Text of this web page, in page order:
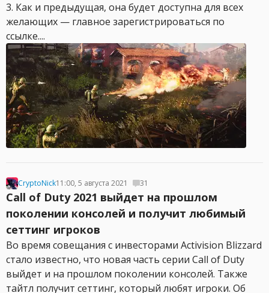
3. Как и предыдущая, она будет доступна для всех
желающих — главное зарегистрироваться по
ссылке....
CryptoNick11:00, 5 августа 2021 31
Call of Duty 2021 выйдет на прошлом
поколении консолей и получит любимый
сеттинг игроков
Во время совещания с инвесторами Activision Blizzard
стало известно, что новая часть серии Call of Duty
выйдет и на прошлом поколении консолей. Также
тайтл получит сеттинг, который любят игроки. Об